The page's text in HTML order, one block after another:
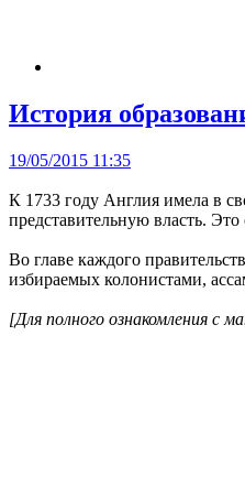
История
19/05/2015 11:35
К 1733 году Англия имела в
представительную власть.
Во главе каждого
избираемых колонистами,
[Для полного ознакомления с